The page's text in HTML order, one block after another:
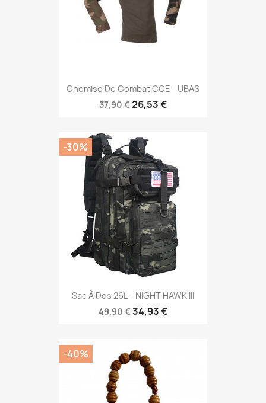
Chemise De Combat CCE - UBAS
37,90 €26,53 €
Sac À Dos 26L – NIGHT HAWK III
49,90 €34,93 €
-30%
-40%